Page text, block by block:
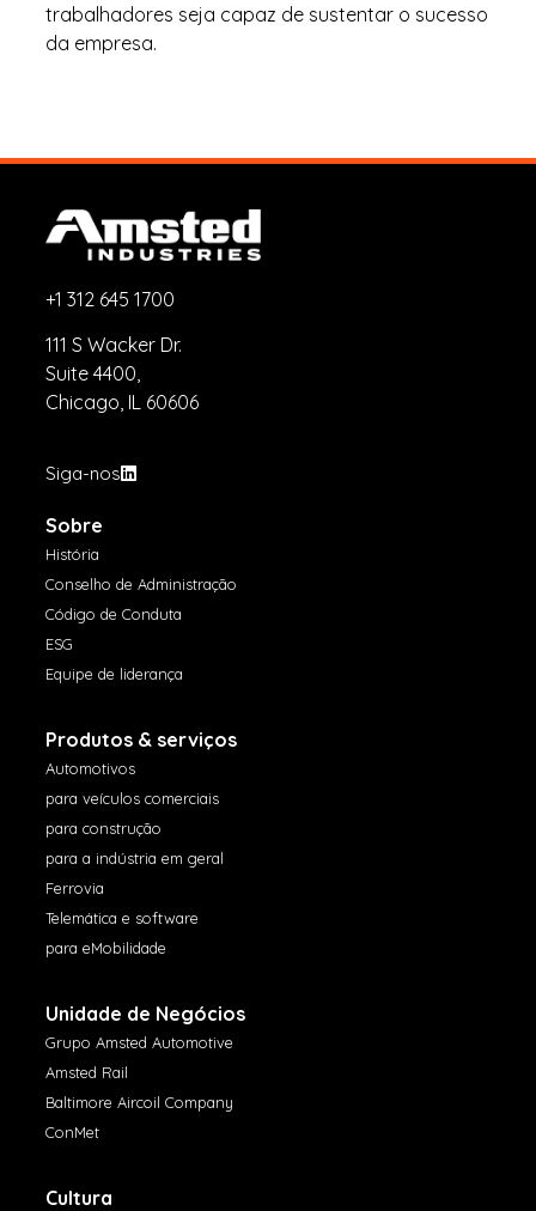
trabalhadores seja capaz de sustentar o sucesso
da empresa.
+1 312 645 1700
111 S Wacker Dr.
Suite 4400,
Chicago, IL 60606
Siga-nos
Sobre
História
Conselho de Administração
Código de Conduta
ESG
Equipe de liderança
Produtos & serviços
Automotivos
para veículos comerciais
para construção
para a indústria em geral
Ferrovia
Telemática e software
para eMobilidade
Unidade de Negócios
Grupo Amsted Automotive
Amsted Rail
Baltimore Aircoil Company
ConMet
Cultura